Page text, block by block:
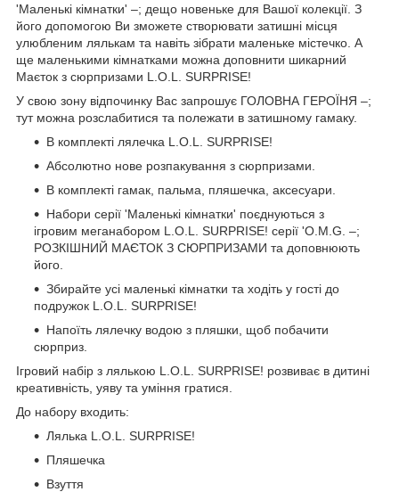
'Маленькі кімнатки' –; дещо новеньке для Вашої колекції. З
його допомогою Ви зможете створювати затишні місця
улюбленим лялькам та навіть зібрати маленьке містечко. А
ще маленькими кімнатками можна доповнити шикарний
Маєток з сюрпризами L.O.L. SURPRISE!
У свою зону відпочинку Вас запрошує ГОЛОВНА ГЕРОЇНЯ –;
тут можна розслабитися та полежати в затишному гамаку.
В комплекті лялечка L.O.L. SURPRISE!
Абсолютно нове розпакування з сюрпризами.
В комплекті гамак, пальма, пляшечка, аксесуари.
Набори серії 'Маленькі кімнатки' поєднуються з
ігровим меганабором L.O.L. SURPRISE! серії 'O.M.G. –;
РОЗКІШНИЙ МАЄТОК З СЮРПРИЗАМИ та доповнюють
його.
Збирайте усі маленькі кімнатки та ходіть у гості до
подружок L.O.L. SURPRISE!
Напоїть лялечку водою з пляшки, щоб побачити
сюрприз.
Ігровий набір з лялькою L.O.L. SURPRISE! розвиває в дитині
креативність, уяву та уміння гратися.
До набору входить:
Лялька L.O.L. SURPRISE!
Пляшечка
Взуття